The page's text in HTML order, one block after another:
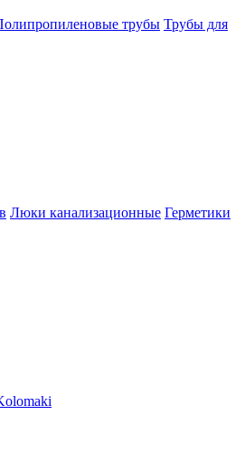
трубы Трубы для
Люки канализационные Герметики